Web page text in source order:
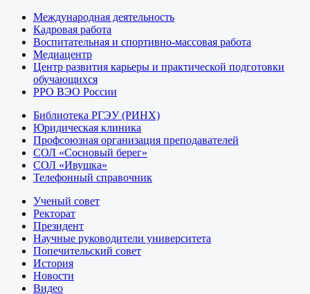
Международная деятельность
Кадровая работа
Воспитательная и спортивно-массовая работа
Медиацентр
Центр развития карьеры и практической подготовки
обучающихся
РРО ВЭО России
Библиотека РГЭУ (РИНХ)
Юридическая клиника
Профсоюзная организация преподавателей
СОЛ «Сосновый берег»
СОЛ «Ивушка»
Телефонный справочник
Ученый совет
Ректорат
Президент
Научные руководители университета
Попечительский совет
История
Новости
Видео